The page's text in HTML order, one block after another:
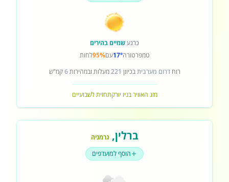
כרגעשמיים בהירים
טמפרטורה17°עם95%לחות
רוחדרום מערביתבכיוון 221מעלות ובמהירות6קמ"ש
מזג האוויר בניו יורקתחזית לשבועיים
ברלין, גרמניה
הוסף למועדפים